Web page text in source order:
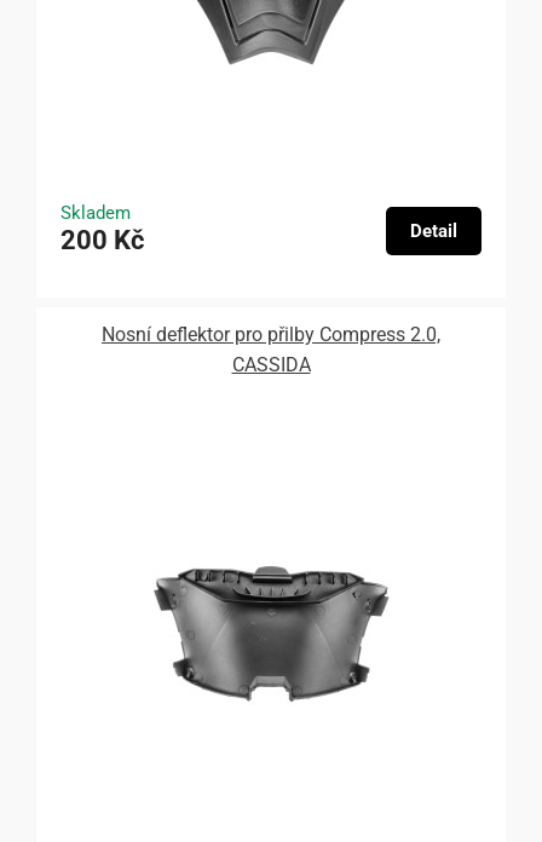
Skladem
200 Kč Detail
Nosní deflektor pro přilby Compress 2.0,
CASSIDA